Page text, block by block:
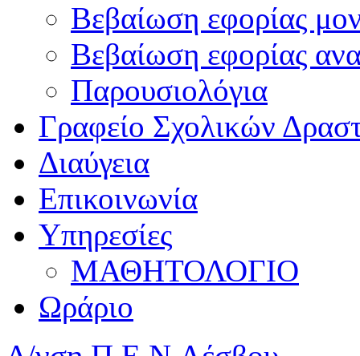
Βεβαίωση εφορίας
Βεβαίωση εφορίας
Παρουσιολόγια
Γραφείο Σχολικών
Διαύγεια
Επικοινωνία
Υπηρεσίες
ΜΑΘΗΤΟΛΟΓΙΟ
Ωράριο